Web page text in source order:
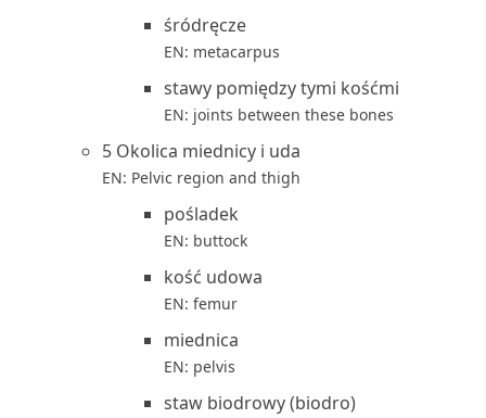
śródręcze
EN: metacarpus
stawy pomiędzy tymi kośćmi
EN: joints between these bones
5 Okolica miednicy i uda
EN: Pelvic region and thigh
pośladek
EN: buttock
kość udowa
EN: femur
miednica
EN: pelvis
staw biodrowy (biodro)